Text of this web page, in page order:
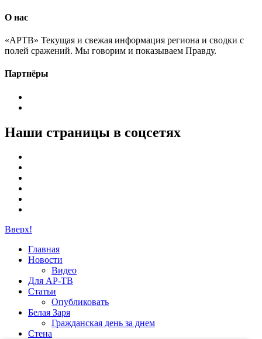
О нас
«АРТВ» Текущая и свежая информация региона и сводки с
полей сражений. Мы говорим и показываем Правду.
Партнёры
Наши страницы в соцсетях
Вверх!
Главная
Новости
Видео
Для АР-ТВ
Статьи
Опубликовать
Белая Заря
Гражданская день за днем
Стена